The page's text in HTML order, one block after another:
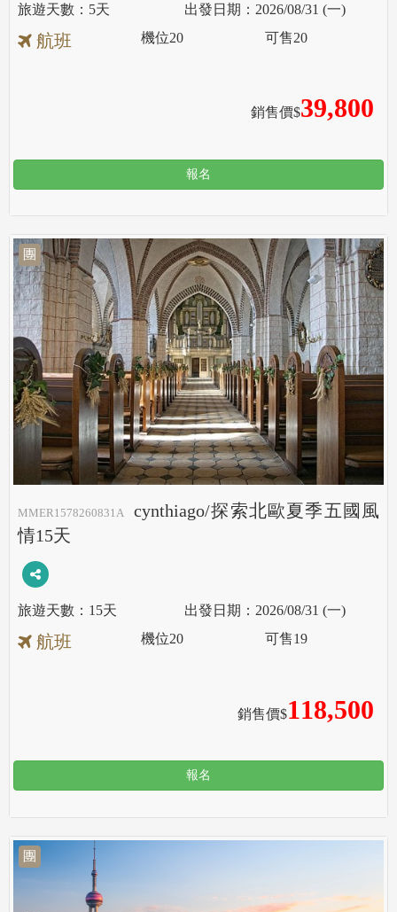
5天 2026/08/31 (一)
航班
銷售價$39,800
機位20 可售20
報名
團
MMER1578260831A
cynthiago/探索北歐夏季五國風
情15天
15天 2026/08/31 (一)
航班
銷售價$118,500
機位20 可售19
報名
團